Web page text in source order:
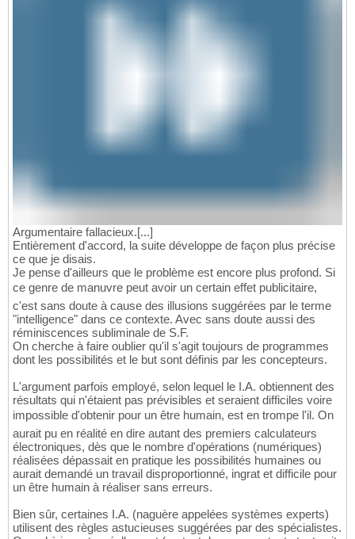
Argumentaire fallacieux.[...]
Entièrement d'accord, la suite développe de façon plus précise
ce que je disais.
Je pense d'ailleurs que le problème est encore plus profond. Si
ce genre de manuvre peut avoir un certain effet publicitaire,
c'est sans doute à cause des illusions suggérées par le terme
"intelligence" dans ce contexte. Avec sans doute aussi des
réminiscences subliminale de S.F.
On cherche à faire oublier qu'il s'agit toujours de programmes
dont les possibilités et le but sont définis par les concepteurs.
L'argument parfois employé, selon lequel le I.A. obtiennent des
résultats qui n'étaient pas prévisibles et seraient difficiles voire
impossible d'obtenir pour un être humain, est en trompe l'il. On
aurait pu en réalité en dire autant des premiers calculateurs
électroniques, dès que le nombre d'opérations (numériques)
réalisées dépassait en pratique les possibilités humaines ou
aurait demandé un travail disproportionné, ingrat et difficile pour
un être humain à réaliser sans erreurs.
Bien sûr, certaines I.A. (naguère appelées systèmes experts)
utilisent des règles astucieuses suggérées par des spécialistes.